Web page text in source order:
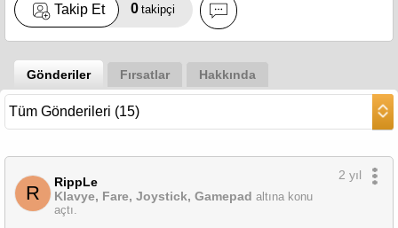
Takip Et 0 takipçi
Gönderiler Fırsatlar Hakkında
R
RippLe
Klavye, Fare, Joystick, Gamepad altına konu
açtı.
2 yıl